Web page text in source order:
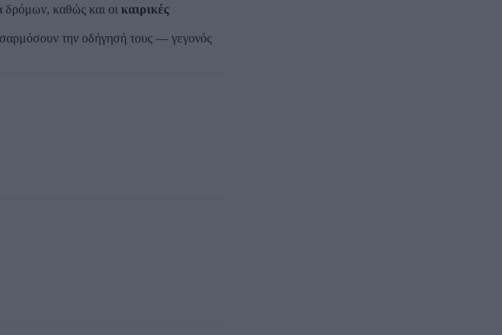
δρόμων, καθώς και οι καιρικές
την οδήγησή τους — γεγονός